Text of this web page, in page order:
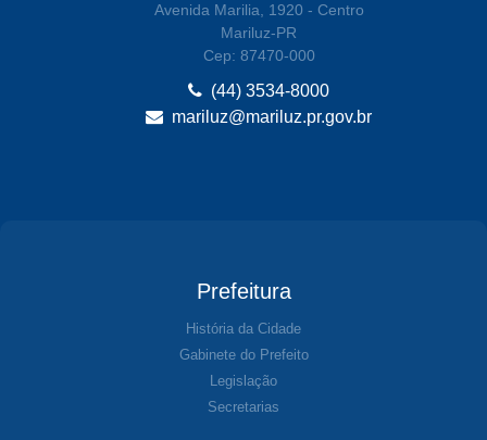
Avenida Marilia, 1920 - Centro
Mariluz-PR
Cep: 87470-000
(44) 3534-8000
mariluz@mariluz.pr.gov.br
Prefeitura
História da Cidade
Gabinete do Prefeito
Legislação
Secretarias